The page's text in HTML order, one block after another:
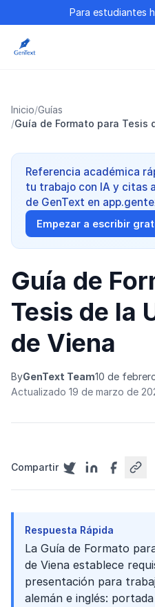
Para estudiantes
Inicio/Guías
/Guía de Formato para Tesis
Referencia académica
tu trabajo con IA y citas
de GenText en
Empezar a escribir
Guía de
Tesis de la
de Viena
ByGenText Team10 de
Actualizado 19 de marzo de
Compartir
Respuesta Rápida
La Guía de Formato
de Viena establece
presentación para
alemán e inglés: